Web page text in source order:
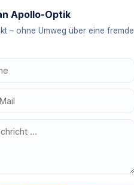
Apollo-Optik
– ohne Umweg über eine fremde